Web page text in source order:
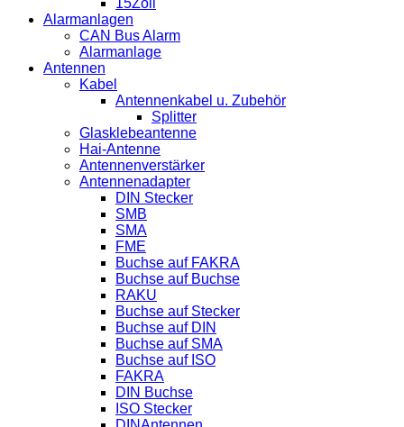
Alarmanlagen
CAN Bus Alarm
Alarmanlage
Antennen
Kabel
Antennenkabel u. Zubehör
Splitter
Glasklebeantenne
Hai-Antenne
Antennenverstärker
Antennenadapter
DIN Stecker
SMB
SMA
FME
Buchse auf FAKRA
Buchse auf Buchse
RAKU
Buchse auf Stecker
Buchse auf DIN
Buchse auf SMA
Buchse auf ISO
FAKRA
DIN Buchse
ISO Stecker